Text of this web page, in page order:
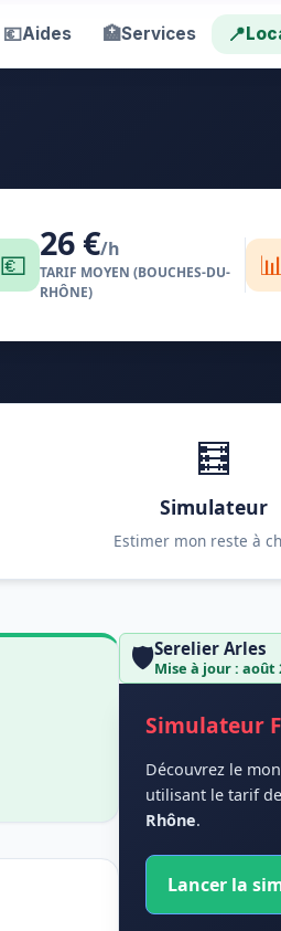
💶Aides 🏥Services 📍
💶
26 €/h
TARIF MOYEN (BOUCHES-DU-
RHÔNE)
📊
🧮
Simulateur
Estimer mon reste à
🛡️Serelier Arles
Mise à jour : août
Simulateur
Découvrez le
utilisant le tarif
Rhône.
Lancer la